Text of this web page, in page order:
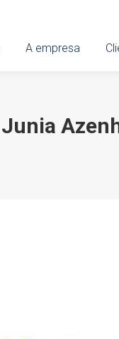
A empresa
Junia
A empresa